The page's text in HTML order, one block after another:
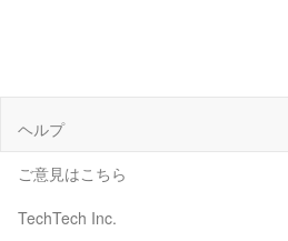
ヘルプ
ご意見はこちら
TechTech Inc.